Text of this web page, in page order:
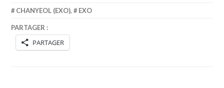
CHANYEOL (EXO), EXO
PARTAGER :
PARTAGER